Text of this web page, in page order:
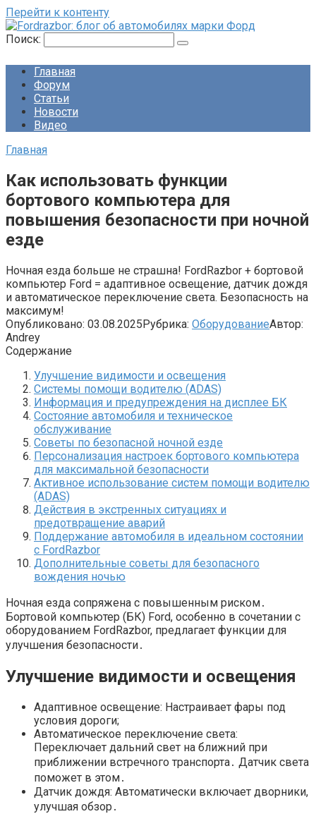
Перейти к контенту
Поиск:
Главная
Форум
Статьи
Новости
Видео
Главная
Как использовать функции
бортового компьютера для
повышения безопасности при ночной
езде
Ночная езда больше не страшна! FordRazbor + бортовой
компьютер Ford = адаптивное освещение, датчик дождя
и автоматическое переключение света. Безопасность на
максимум!
Опубликовано: 03.08.2025Рубрика: ОборудованиеАвтор:
Andrey
Содержание
Улучшение видимости и освещения
Системы помощи водителю (ADAS)
Информация и предупреждения на дисплее БК
Состояние автомобиля и техническое
обслуживание
Советы по безопасной ночной езде
Персонализация настроек бортового компьютера
для максимальной безопасности
Активное использование систем помощи водителю
(ADAS)
Действия в экстренных ситуациях и
предотвращение аварий
Поддержание автомобиля в идеальном состоянии
с FordRazbor
Дополнительные советы для безопасного
вождения ночью
Ночная езда сопряжена с повышенным риском․
Бортовой компьютер (БК) Ford, особенно в сочетании с
оборудованием FordRazbor, предлагает функции для
улучшения безопасности․
Улучшение видимости и освещения
Адаптивное освещение: Настраивает фары под
условия дороги;
Автоматическое переключение света:
Переключает дальний свет на ближний при
приближении встречного транспорта․ Датчик света
поможет в этом․
Датчик дождя: Автоматически включает дворники,
улучшая обзор․